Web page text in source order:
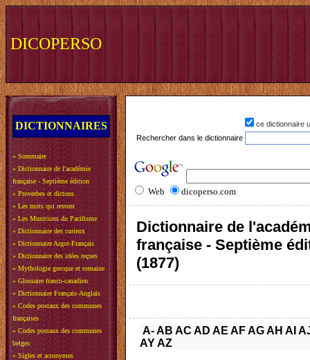
DICOPERSO
DICTIONNAIRES
» Sommaire
» Dictionnaire de l'académie
française - Septième édition
» Proverbes et dictons
» Les mots qui restent
» Les Munitions du Pacifisme
» Dictionnaire des curieux
» Dictionnaire Argot-Français
» Dictionnaire des idées reçues
» Mythologie grecque et romaine
» Glossaire franco-canadien
» Dictionnaire Français-Anglais
» Codes postaux des communes
françaises
» Codes postaux des communes
belges
» Sigles et acronymes
ce dictionnaire
Rechercher dans le dictionnaire
Web dicoperso.com
Dictionnaire de
française - Septième
(1877)
A-AB AC AD AE AFAGAH AI
AYAZ